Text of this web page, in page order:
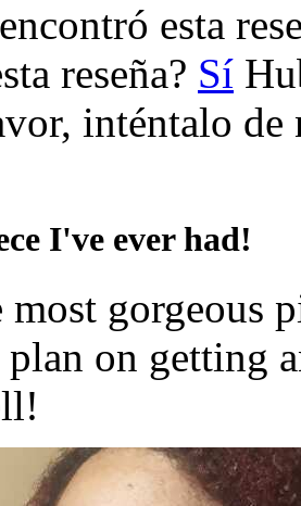
esta
reseña? Sí
inténtalo de
I've ever had!
most gorgeous
on getting